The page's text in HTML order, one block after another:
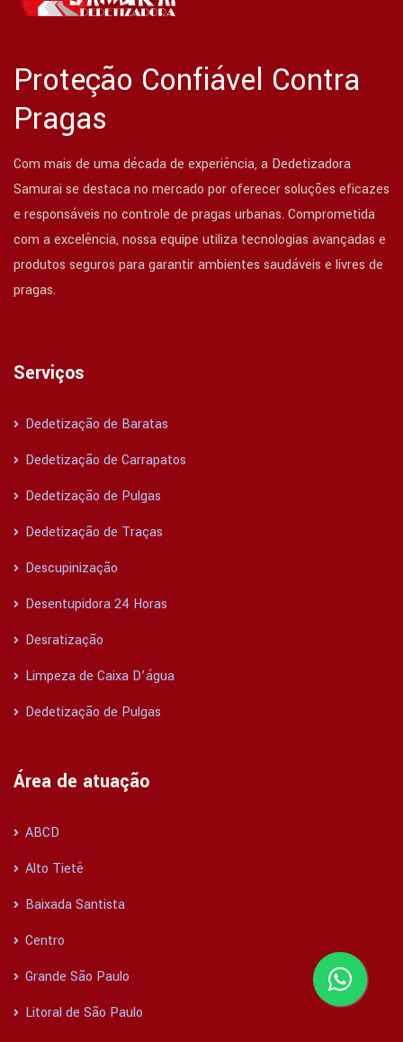
Proteção Confiável Contra
Pragas
Com mais de uma década de experiência, a Dedetizadora
Samurai se destaca no mercado por oferecer soluções eficazes
e responsáveis no controle de pragas urbanas. Comprometida
com a excelência, nossa equipe utiliza tecnologias avançadas e
produtos seguros para garantir ambientes saudáveis e livres de
pragas.
Serviços
Dedetização de Baratas
Dedetização de Carrapatos
Dedetização de Pulgas
Dedetização de Traças
Descupinização
Desentupidora 24 Horas
Desratização
Limpeza de Caixa D’água
Dedetização de Pulgas
Área de atuação
ABCD
Alto Tietê
Baixada Santista
Centro
Grande São Paulo
Litoral de São Paulo